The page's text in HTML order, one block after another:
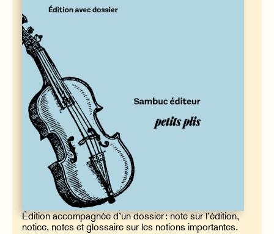
Édition accompagnée d’un dossier : note sur l’édition,
notice, notes et glossaire sur les notions importantes.